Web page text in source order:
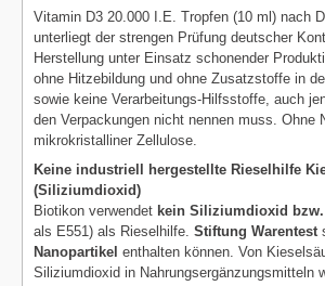
Vitamin D3 20.000 I.E. Tropfen (10 ml) nach
unterliegt der strengen Prüfung deutscher
Herstellung unter Einsatz schonender
ohne Hitzebildung und ohne Zusatzstoffe in
sowie keine Verarbeitungs-Hilfsstoffe, auch
den Verpackungen nicht nennen muss. Ohne
mikrokristalliner Zellulose.
Keine industriell hergestellte Rieselhilfe
(Siliziumdioxid)
Biotikon verwendet kein Siliziumdioxid
als E551) als Rieselhilfe. Stiftung Warentest
Nanopartikel enthalten können. Von
Siliziumdioxid in Nahrungsergänzungsmitteln